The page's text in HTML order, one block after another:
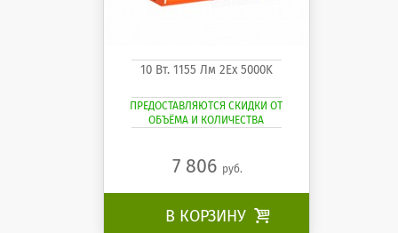
10 Вт. 1155 Лм 2Ех 5000K
ПРЕДОСТАВЛЯЮТСЯ СКИДКИ ОТ
ОБЪЁМА И КОЛИЧЕСТВА
7 806 руб.
В КОРЗИНУ 